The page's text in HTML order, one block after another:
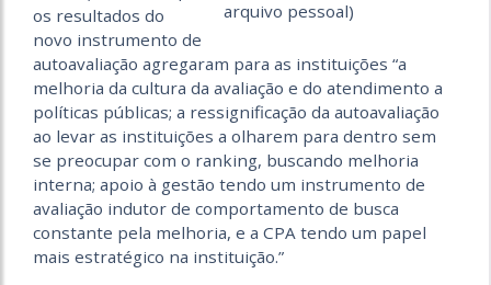
arquivo pessoal)
os resultados do
novo instrumento de
autoavaliação agregaram para as instituições “a
melhoria da cultura da avaliação e do atendimento a
políticas públicas; a ressignificação da autoavaliação
ao levar as instituições a olharem para dentro sem
se preocupar com o ranking, buscando melhoria
interna; apoio à gestão tendo um instrumento de
avaliação indutor de comportamento de busca
constante pela melhoria, e a CPA tendo um papel
mais estratégico na instituição.”